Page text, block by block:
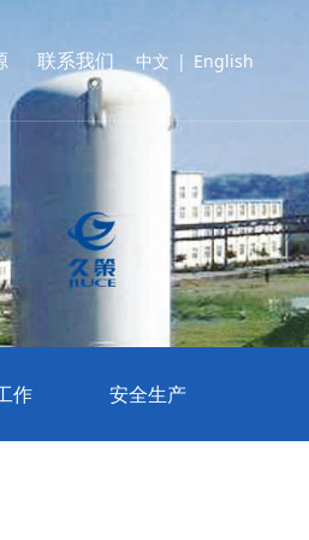
中文 | English
联系我们
作 安全生产